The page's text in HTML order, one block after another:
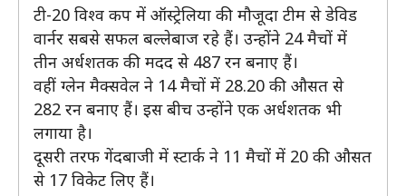
टी-20 विश्व कप में ऑस्ट्रेलिया की मौजूदा टीम से डेविड
वार्नर सबसे सफल बल्लेबाज रहे हैं। उन्होंने 24 मैचों में
तीन अर्धशतक की मदद से 487 रन बनाए हैं।
वहीं ग्लेन मैक्सवेल ने 14 मैचों में 28.20 की औसत से
282 रन बनाए हैं। इस बीच उन्होंने एक अर्धशतक भी
लगाया है।
दूसरी तरफ गेंदबाजी में स्टार्क ने 11 मैचों में 20 की औसत
से 17 विकेट लिए हैं।